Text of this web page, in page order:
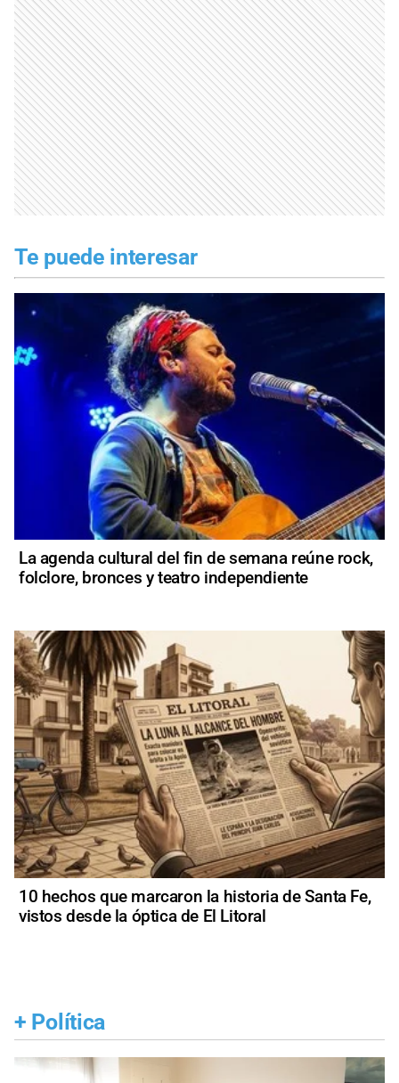
Te puede interesar
La agenda cultural del fin de semana reúne rock,
folclore, bronces y teatro independiente
10 hechos que marcaron la historia de Santa Fe,
vistos desde la óptica de El Litoral
+ Política